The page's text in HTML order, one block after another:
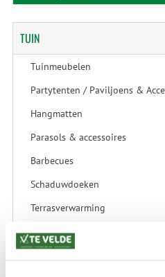
TUIN
Tuinmeubelen
Partytenten / Paviljoens &
Hangmatten
Parasols & accessoires
Barbecues
Schaduwdoeken
Terrasverwarming
Vliegengordijnen